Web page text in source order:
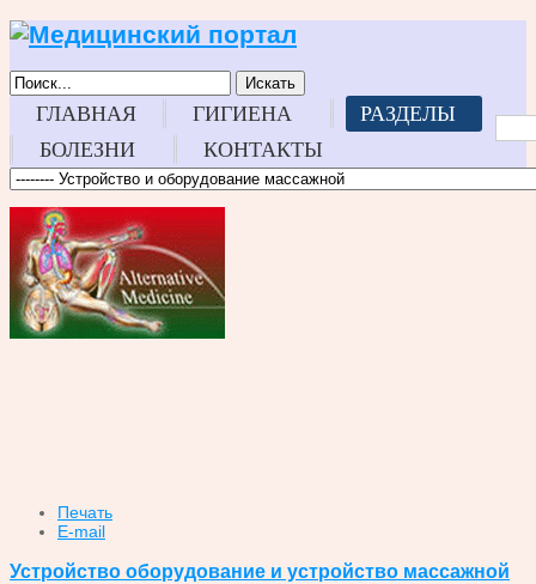
Искать
ГЛАВНАЯ ГИГИЕНА
РАЗДЕЛЫ
БОЛЕЗНИ
КОНТАКТЫ
Печать
E-mail
Устройство оборудование и устройство массажной